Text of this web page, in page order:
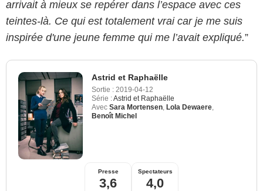
arrivait à mieux se repérer dans l’espace avec ces
teintes-là. Ce qui est totalement vrai car je me suis
inspirée d'une jeune femme qui me l’avait expliqué.”
Astrid et Raphaëlle
Sortie : 2019-04-12
Série :Astrid et Raphaëlle
Avec Sara Mortensen Lola Dewaere
Benoît Michel
Presse
3,6
Spectateurs
4,0